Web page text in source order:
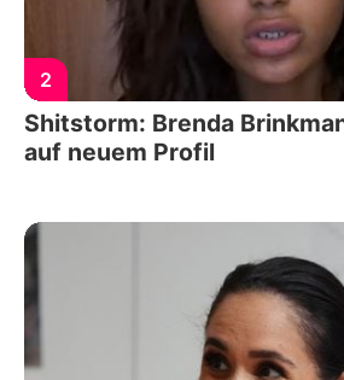
2
Shitstorm: Brenda
auf neuem Profil